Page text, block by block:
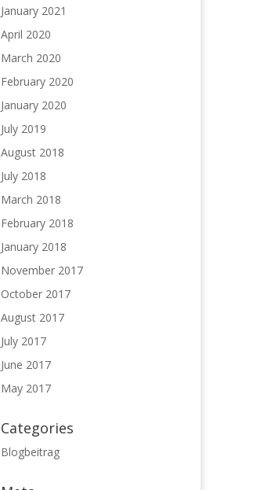
January 2021
April 2020
March 2020
February 2020
January 2020
July 2019
August 2018
July 2018
March 2018
February 2018
January 2018
November 2017
October 2017
August 2017
July 2017
June 2017
May 2017
Categories
Blogbeitrag